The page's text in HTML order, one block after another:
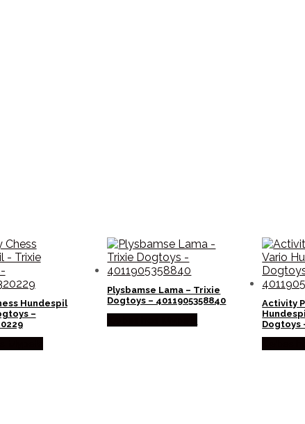
Hundespil
–
Plysbamse Lama – Trixie
Dogtoys – 4011905358840
Activity
Dogtoys